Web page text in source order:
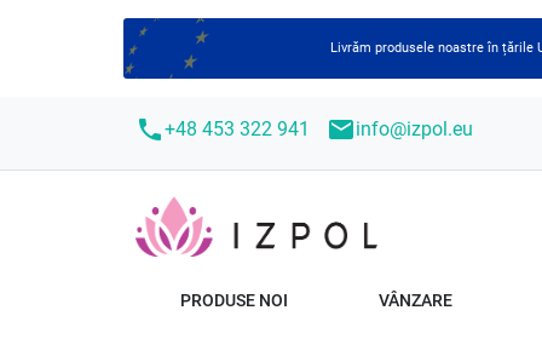
Livrăm produsele noastre în țările
call+48 453 322 941 mailinfo@izpol.eu
PRODUSE NOI VÂNZARE